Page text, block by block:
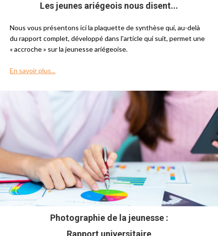
Les jeunes ariégeois nous disent...
Nous vous présentons ici la plaquette de synthèse qui, au-delà
du rapport complet, développé dans l'article qui suit, permet une
« accroche » sur la jeunesse ariégeoise.
En savoir plus...
Photographie de la jeunesse :